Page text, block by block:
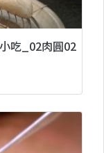
吃_02肉圓02